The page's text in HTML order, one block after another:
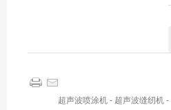
超声波喷涂机 - 超声波缝纫机 -